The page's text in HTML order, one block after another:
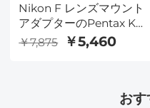
Nikon F レンズマウント
アダプターのPentax K
カメラ
￥7,875 ￥5,460
お